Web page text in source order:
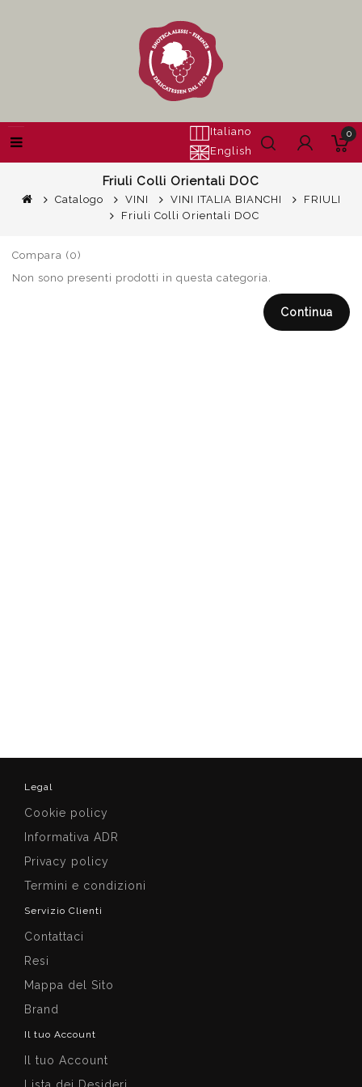
Italiano
English
0
Friuli Colli Orientali DOC
Catalogo VINI VINI ITALIA BIANCHI
FRIULI
Friuli Colli Orientali DOC
Compara (0)
Non sono presenti prodotti in questa categoria.
Continua
Legal
Cookie policy
Informativa ADR
Privacy policy
Termini e condizioni
Servizio Clienti
Contattaci
Resi
Mappa del Sito
Brand
Il tuo Account
Il tuo Account